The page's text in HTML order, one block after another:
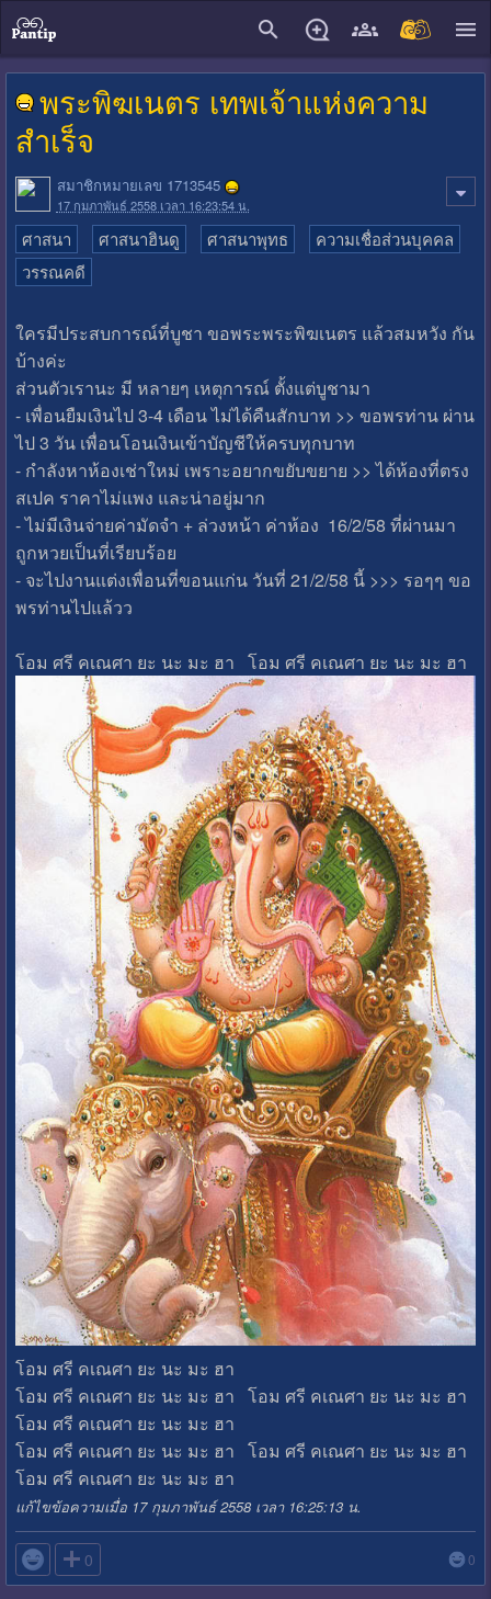
พระพิฆเนตร เทพเจ้าแห่งความ
สำเร็จ
สมาชิกหมายเลข 1713545
17 กุมภาพันธ์ 2558 เวลา 16:23:54 น.
ศาสนา ศาสนาฮินดู ศาสนาพุทธ
ความเชื่อส่วนบุคคล
วรรณคดี
ใครมีประสบการณ์ที่บูชา ขอพระพระพิฆเนตร แล้วสมหวัง กัน
บ้างค่ะ
ส่วนตัวเรานะ มี หลายๆ เหตุการณ์ ตั้งแต่บูชามา
- เพื่อนยืมเงินไป 3-4 เดือน ไม่ได้คืนสักบาท >> ขอพรท่าน ผ่าน
ไป 3 วัน เพื่อนโอนเงินเข้าบัญชีให้ครบทุกบาท
- กำลังหาห้องเช่าใหม่ เพราะอยากขยับขยาย >> ได้ห้องที่ตรง
สเปค ราคาไม่แพง และน่าอยู่มาก
- ไม่มีเงินจ่ายค่ามัดจำ + ล่วงหน้า ค่าห้อง 16/2/58 ที่ผ่านมา
ถูกหวยเป็นที่เรียบร้อย
- จะไปงานแต่งเพื่อนที่ขอนแก่น วันที่ 21/2/58 นี้ >>> รอๆๆ ขอ
พรท่านไปแล้วว
โอม ศรี คเณศา ยะ นะ มะ ฮา โอม ศรี คเณศา ยะ นะ มะ ฮา
โอม ศรี คเณศา ยะ นะ มะ ฮา
โอม ศรี คเณศา ยะ นะ มะ ฮา โอม ศรี คเณศา ยะ นะ มะ ฮา
โอม ศรี คเณศา ยะ นะ มะ ฮา
โอม ศรี คเณศา ยะ นะ มะ ฮา โอม ศรี คเณศา ยะ นะ มะ ฮา
โอม ศรี คเณศา ยะ นะ มะ ฮา
แก้ไขข้อความเมื่อ 17 กุมภาพันธ์ 2558 เวลา 16:25:13 น.
 0 0
close